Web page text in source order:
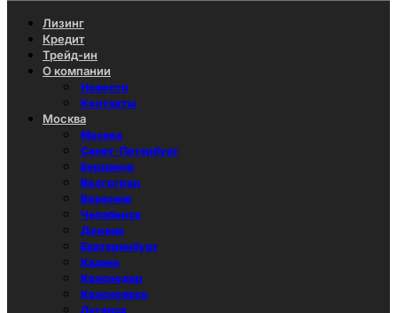
Лизинг
Кредит
Трейд-ин
О компании
Новости
Контакты
Москва
Москва
Санкт-Петербург
Бердянск
Волгоград
Воронеж
Челябинск
Донецк
Екатеринбург
Казань
Краснодар
Красноярск
Луганск